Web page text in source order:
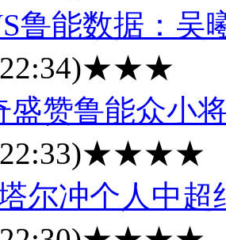
鲁能数据：吴
★★★
盛赞鲁能众小
★★★★
尔冲个人中